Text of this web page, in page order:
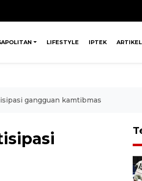
LIFESTYLE IPTEK ARTIKEL
gangguan kamtibmas